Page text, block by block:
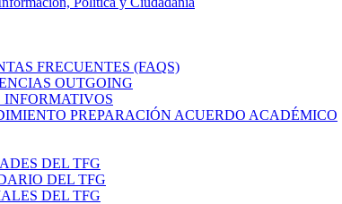
FRECUENTES (FAQS)
OUTGOING
INFORMATIVOS
PREPARACIÓN ACUERDO ACADÉMICO
DEL TFG
DEL TFG
DEL TFG